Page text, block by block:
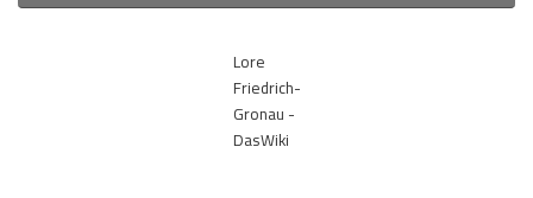
Lore
Friedrich-
Gronau -
DasWiki